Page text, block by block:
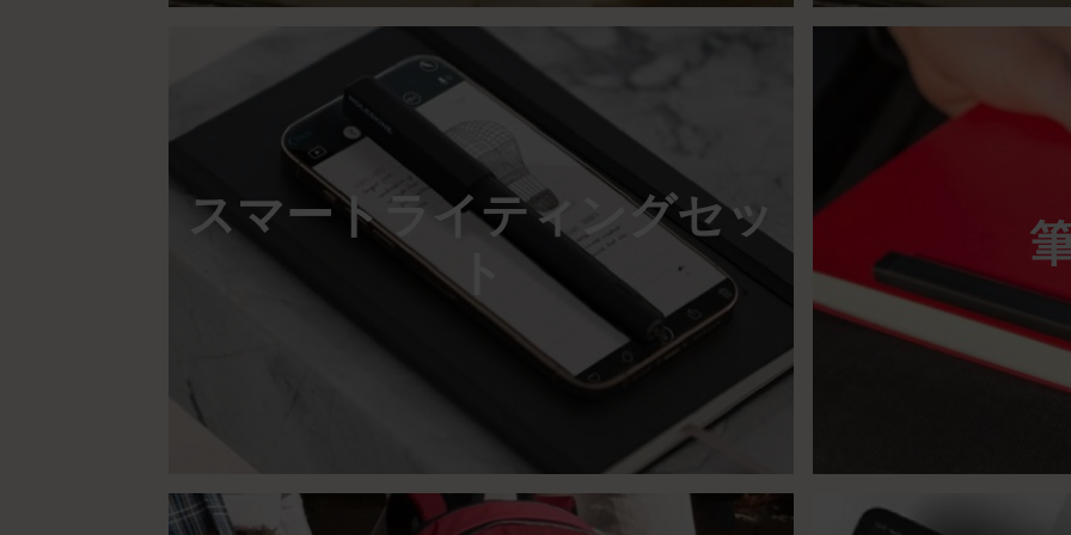
スマートライティングセッ
ト